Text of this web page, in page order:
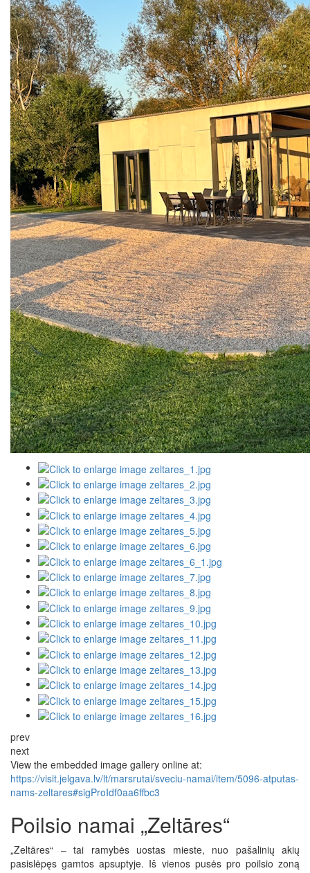
prev
next
View the embedded image gallery online at:
https://visit.jelgava.lv/lt/marsrutai/sveciu-namai/item/5096-atputas-
nams-zeltares#sigProIdf0aa6ffbc3
Poilsio namai „Zeltāres“
„Zeltāres“ – tai ramybės uostas mieste, nuo pašalinių akių
pasislėpęs gamtos apsuptyje. Iš vienos pusės pro poilsio zoną